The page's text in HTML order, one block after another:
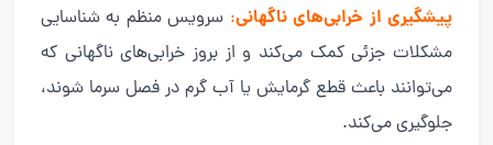
پیشگیری از خرابی‌های ناگهانی: سرویس منظم به شناسایی
مشکلات جزئی کمک می‌کند و از بروز خرابی‌های ناگهانی که
می‌توانند باعث قطع گرمایش یا آب گرم در فصل سرما شوند،
جلوگیری می‌کند.